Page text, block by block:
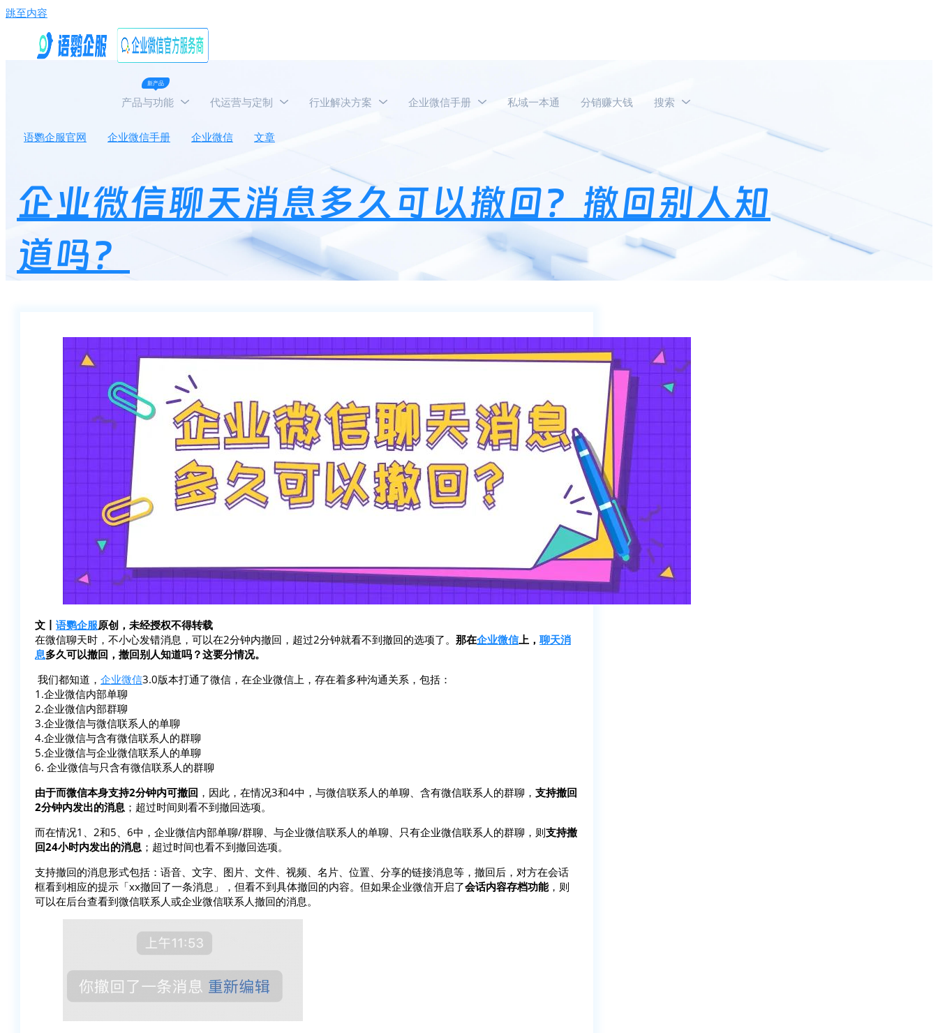
跳至内容
新产品
产品与功能 代运营与定制 行业解决方案 企业微信手册 私域一本通 分销赚大钱 搜索
语鹦企服官网 企业微信手册 企业微信 文章
企业微信聊天消息多久可以撤回？撤回别人知
道吗？
文丨 语鹦企服原创，未经授权不得转载
在微信聊天时，不小心发错消息，可以在2分钟内撤回，超过2分钟就看不到撤回的选项了。 那在企业微信上， 聊天消
息多久可以撤回，撤回别人知道吗？这要分情况。
我们都知道， 企业微信3.0版本打通了微信，在企业微信上，存在着多种沟通关系，包括：
1.企业微信内部单聊
2.企业微信内部群聊
3.企业微信与微信联系人的单聊
4.企业微信与含有微信联系人的群聊
5.企业微信与企业微信联系人的单聊
6. 企业微信与只含有微信联系人的群聊
由于而微信本身支持2分钟内可撤回 ，因此，在情况3和4中，与微信联系人的单聊、含有微信联系人的群聊， 支持撤回
2分钟内发出的消息 ；超过时间则看不到撤回选项。
而在情况1、2和5、6中，企业微信内部单聊/群聊、与企业微信联系人的单聊、只有企业微信联系人的群聊，则支持撤
回24小时内发出的消息 ；超过时间也看不到撤回选项。
支持撤回的消息形式包括：语音、文字、图片、文件、视频、名片、位置、分享的链接消息等，撤回后，对方在会话
框看到相应的提示「xx撤回了一条消息」，但看不到具体撤回的内容。但如果企业微信开启了会话内容存档功能，则
可以在后台查看到微信联系人或企业微信联系人撤回的消息。